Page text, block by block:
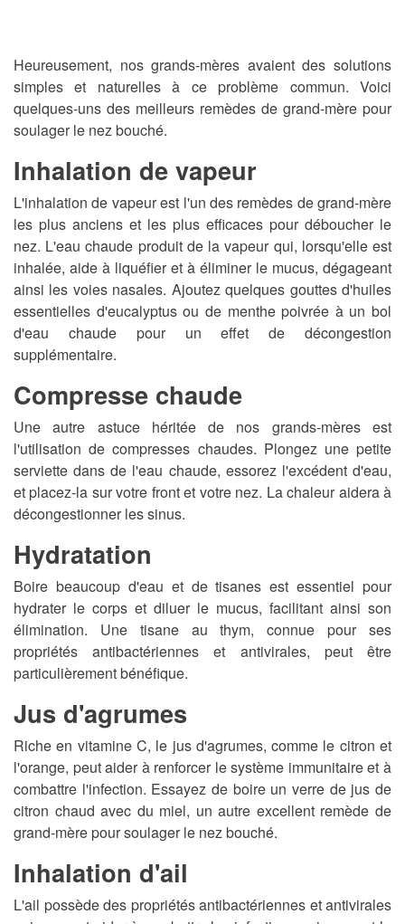
Heureusement, nos grands-mères avaient des solutions
simples et naturelles à ce problème commun. Voici
quelques-uns des meilleurs remèdes de grand-mère pour
soulager le nez bouché.
Inhalation de vapeur
L'inhalation de vapeur est l'un des remèdes de grand-mère
les plus anciens et les plus efficaces pour déboucher le
nez. L'eau chaude produit de la vapeur qui, lorsqu'elle est
inhalée, aide à liquéfier et à éliminer le mucus, dégageant
ainsi les voies nasales. Ajoutez quelques gouttes d'huiles
essentielles d'eucalyptus ou de menthe poivrée à un bol
d'eau chaude pour un effet de décongestion
supplémentaire.
Compresse chaude
Une autre astuce héritée de nos grands-mères est
l'utilisation de compresses chaudes. Plongez une petite
serviette dans de l'eau chaude, essorez l'excédent d'eau,
et placez-la sur votre front et votre nez. La chaleur aidera à
décongestionner les sinus.
Hydratation
Boire beaucoup d'eau et de tisanes est essentiel pour
hydrater le corps et diluer le mucus, facilitant ainsi son
élimination. Une tisane au thym, connue pour ses
propriétés antibactériennes et antivirales, peut être
particulièrement bénéfique.
Jus d'agrumes
Riche en vitamine C, le jus d'agrumes, comme le citron et
l'orange, peut aider à renforcer le système immunitaire et à
combattre l'infection. Essayez de boire un verre de jus de
citron chaud avec du miel, un autre excellent remède de
grand-mère pour soulager le nez bouché.
Inhalation d'ail
L'ail possède des propriétés antibactériennes et antivirales